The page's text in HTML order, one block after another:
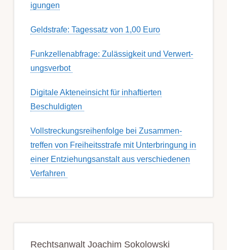
igung­en
Geldstrafe: Tagessatz von 1,00 Euro
Funk­zell­en­ab­fra­ge: Zu­lässig­keit und Ver­wert­
ungs­ver­bot
Digitale Akteneinsicht für inhaftierten
Beschuldigten
Voll­streckungs­­­reihenfolge bei Zusamm­­en­
treffen von Frei­heits­strafe mit Unter­bring­ung in
einer Ent­ziehungs­anstalt aus ver­schied­enen
Ver­fahren
Rechtsanwalt Joachim Sokolowski